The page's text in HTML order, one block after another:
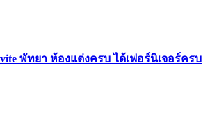
พัทยา ห้องแต่งครบ ได้เฟอร์นิเจอร์ครบ